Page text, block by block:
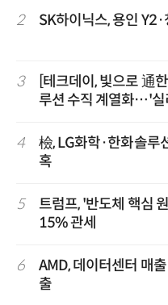
2 SK하이닉스, 용인
3
[테크데이, 빛으로 通
루션 수직 계열화…'실
4
檢, LG화학·한화솔루
혹
5
트럼프, '반도체 핵심
15% 관세
6
AMD, 데이터센터 매
출